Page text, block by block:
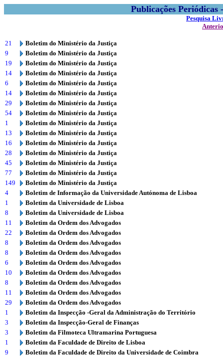
Publicações
Pesquisa
21
Boletim do Ministério da Justiça
9
Boletim do Ministério da Justiça
19
Boletim do Ministério da Justiça
14
Boletim do Ministério da Justiça
6
Boletim do Ministério da Justiça
14
Boletim do Ministério da Justiça
29
Boletim do Ministério da Justiça
54
Boletim do Ministério da Justiça
1
Boletim do Ministério da Justiça
13
Boletim do Ministério da Justiça
16
Boletim do Ministério da Justiça
28
Boletim do Ministério da Justiça
45
Boletim do Ministério da Justiça
77
Boletim do Ministério da Justiça
149
Boletim do Ministério da Justiça
4
Boletim de Informação da Universidade Autónoma de Lisboa
1
Boletim da Universidade de Lisboa
8
Boletim da Universidade de Lisboa
11
Boletim da Ordem dos Advogados
22
Boletim da Ordem dos Advogados
8
Boletim da Ordem dos Advogados
8
Boletim da Ordem dos Advogados
6
Boletim da Ordem dos Advogados
10
Boletim da Ordem dos Advogados
8
Boletim da Ordem dos Advogados
11
Boletim da Ordem dos Advogados
29
Boletim da Ordem dos Advogados
1
Boletim da Inspecção -Geral da Administração do Território
3
Boletim da Inspecção-Geral de Finanças
3
Boletim da Filmoteca Ultramarina Portuguesa
1
Boletim da Faculdade de Direito de Lisboa
9
Boletim da Faculdade de Direito da Universidade de Coimbra